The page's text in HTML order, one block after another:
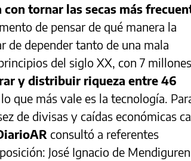
tornar las secas más
de pensar de qué manera la
de depender tanto de una mala
del siglo XX, con 7
y distribuir riqueza entre 46
que más vale es la tecnología.
de divisas y caídas económicas
consultó a referentes
José Ignacio de